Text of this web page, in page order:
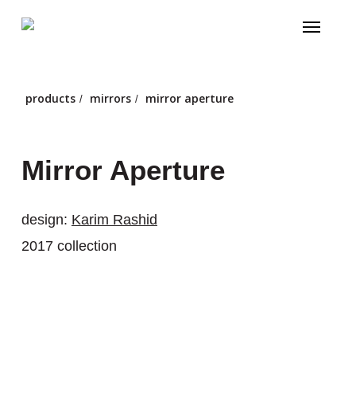
Menu
products / mirrors / mirror aperture
Mirror Aperture
design: Karim Rashid
2017 collection